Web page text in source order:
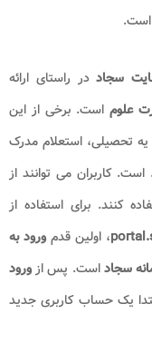
است.
سجاددر راستای ارائه
علوم است. برخی از این
یه تحصیلی، استعلام مدرک
است. کاربران می توانند از
کنند. برای استفاده از
، اولین قدم ورود به
سجاداست. پس ازورود
یک حساب کاربری جدید